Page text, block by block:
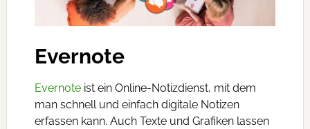
Evernote
Evernoteist ein Online-Notizdienst, mit dem
man schnell und einfach digitale Notizen
erfassen kann. Auch Texte und Grafiken lassen